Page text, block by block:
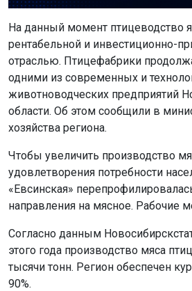
На данный момент птицеводство
рентабельной и инвестиционно-
отраслью. Птицефабрики
одними из современных и
животноводческих предприятий
области. Об этом сообщили в
хозяйства региона.
Чтобы увеличить производство
удовлетворения потребности
«Евсинская»
направления на мясное. Рабочие
Согласно данным
этого года производство мяса
тысячи тонн. Регион обеспечен
90%.